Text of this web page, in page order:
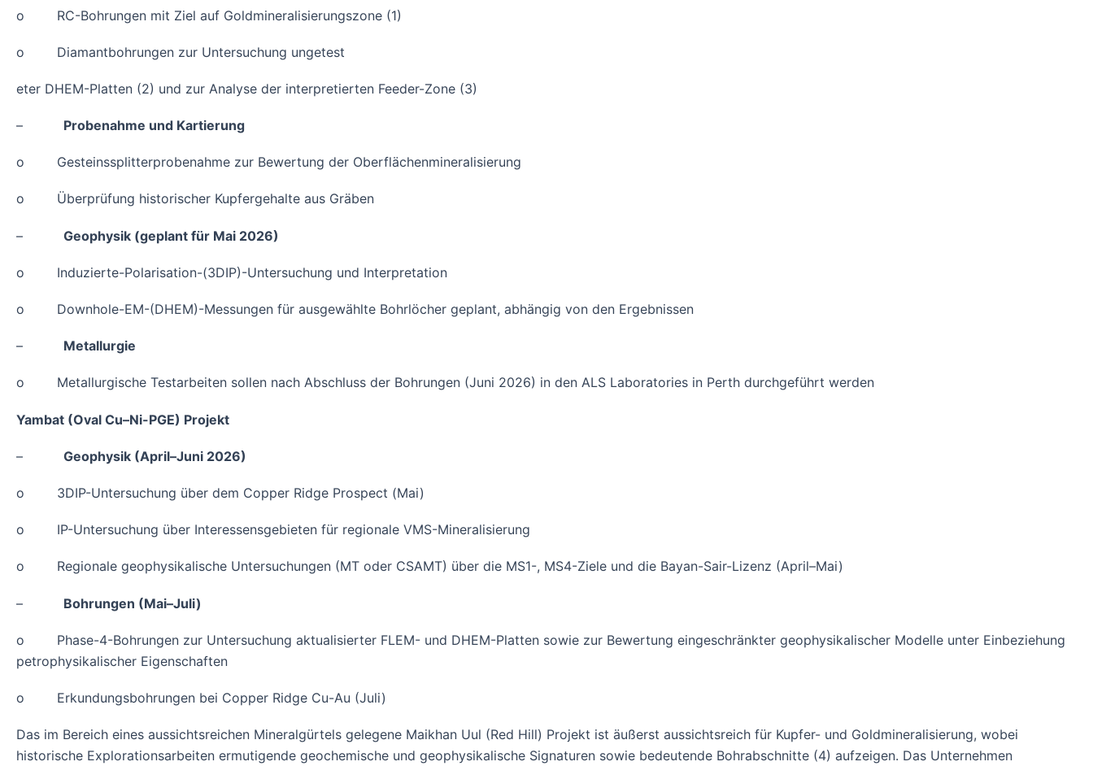
o RC-Bohrungen mit Ziel auf Goldmineralisierungszone (1)
o Diamantbohrungen zur Untersuchung ungetest
eter DHEM-Platten (2) und zur Analyse der interpretierten Feeder-Zone (3)
– Probenahme und Kartierung
o Gesteinssplitterprobenahme zur Bewertung der Oberflächenmineralisierung
o Überprüfung historischer Kupfergehalte aus Gräben
– Geophysik (geplant für Mai 2026)
o Induzierte-Polarisation-(3DIP)-Untersuchung und Interpretation
o Downhole-EM-(DHEM)-Messungen für ausgewählte Bohrlöcher geplant, abhängig von den Ergebnissen
– Metallurgie
o Metallurgische Testarbeiten sollen nach Abschluss der Bohrungen (Juni 2026) in den ALS Laboratories in Perth durchgeführt werden
Yambat (Oval Cu–Ni-PGE) Projekt
– Geophysik (April–Juni 2026)
o 3DIP-Untersuchung über dem Copper Ridge Prospect (Mai)
o IP-Untersuchung über Interessensgebieten für regionale VMS-Mineralisierung
o Regionale geophysikalische Untersuchungen (MT oder CSAMT) über die MS1-, MS4-Ziele und die Bayan-Sair-Lizenz (April–Mai)
– Bohrungen (Mai–Juli)
o Phase-4-Bohrungen zur Untersuchung aktualisierter FLEM- und DHEM-Platten sowie zur Bewertung eingeschränkter geophysikalischer Modelle unter Einbeziehung
petrophysikalischer Eigenschaften
o Erkundungsbohrungen bei Copper Ridge Cu-Au (Juli)
Das im Bereich eines aussichtsreichen Mineralgürtels gelegene Maikhan Uul (Red Hill) Projekt ist äußerst aussichtsreich für Kupfer- und Goldmineralisierung, wobei
historische Explorationsarbeiten ermutigende geochemische und geophysikalische Signaturen sowie bedeutende Bohrabschnitte (4) aufzeigen. Das Unternehmen